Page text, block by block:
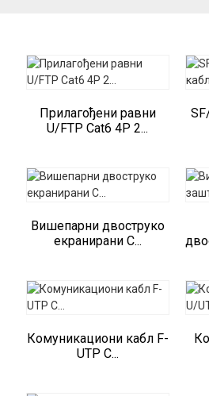
Прилагођени равни
U/FTP Cat6 4P 2...
Вишепарни двоструко
екранирани C...
Комуникациони кабл F-
UTP C...